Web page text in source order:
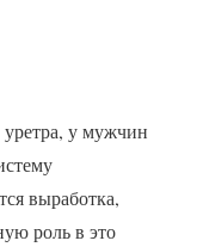
у мужчин
выработка,
роль в это